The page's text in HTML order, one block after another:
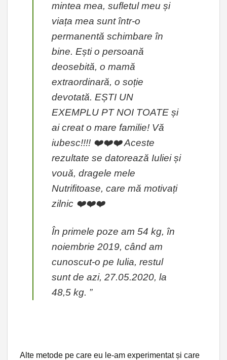
mintea mea, sufletul meu și
viața mea sunt într-o
permanentă schimbare în
bine. Ești o persoană
deosebită, o mamă
extraordinară, o soție
devotată. EȘTI UN
EXEMPLU PT NOI TOATE și
ai creat o mare familie! Vă
iubesc!!!! ❤️❤️❤️ Aceste
rezultate se datorează Iuliei și
vouă, dragele mele
Nutrifitoase, care mă motivați
zilnic ❤️❤️❤️
În primele poze am 54 kg, în
noiembrie 2019, când am
cunoscut-o pe Iulia, restul
sunt de azi, 27.05.2020, la
48,5 kg. ”
Alte metode pe care eu le-am experimentat și care